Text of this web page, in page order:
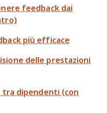
feedback dai
più efficace
delle prestazioni
tra dipendenti (con